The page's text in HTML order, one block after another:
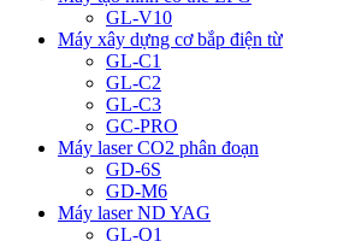
GL-V10
Máy xây dựng cơ bắp điện từ
GL-C1
GL-C2
GL-C3
GC-PRO
Máy laser CO2 phân đoạn
GD-6S
GD-M6
Máy laser ND YAG
GL-Q1